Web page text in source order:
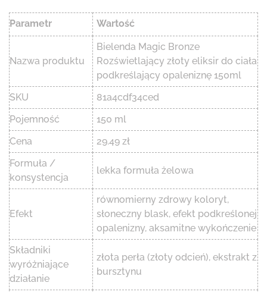
Parametr Wartość
Nazwa produktu
Bielenda Magic Bronze
Rozświetlający złoty eliksir do ciała
podkreślający opaleniznę 150ml
SKU
81a4cdf34ced
Pojemność
150 ml
Cena
29.49 zł
Formuła /
konsystencja
lekka formuła żelowa
Efekt
równomierny zdrowy koloryt,
słoneczny blask, efekt podkreślonej
opalenizny, aksamitne wykończenie
Składniki
wyróżniające
działanie
złota perła (złoty odcień), ekstrakt z
bursztynu